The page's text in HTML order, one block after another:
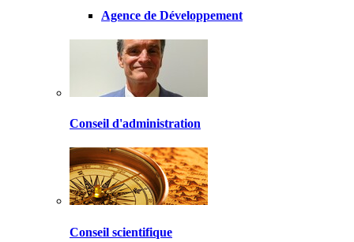
Agence de Développement
Conseil d'administration
Conseil scientifique